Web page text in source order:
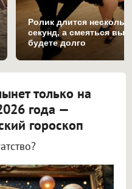
Ролик длится
секунд, а смеяться вы
будете долго
только на
года —
гороскоп